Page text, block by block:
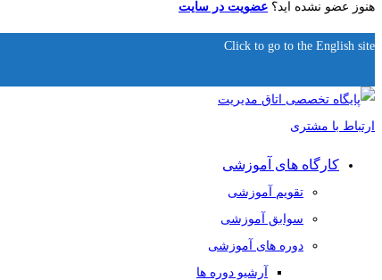
هنوز عضو نشده اید؟ عضویت در سایت
Click to go to the English site
کارگاه های آموزشی
تقویم آموزشی
سوابق آموزشی
دوره های آموزشی
آرشیو دوره ها